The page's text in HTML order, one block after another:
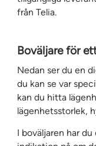
från Telia.
Boväljare för
Nedan ser du en
du kan se var
kan du hitta
lägenhetsstorlek,
I boväljaren har